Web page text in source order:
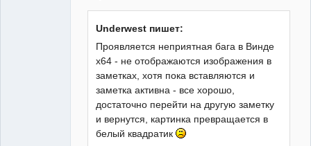
Underwest пишет:
Проявляется неприятная бага в Винде
х64 - не отображаются изображения в
заметках, хотя пока вставляются и
заметка активна - все хорошо,
достаточно перейти на другую заметку
и вернутся, картинка превращается в
белый квадратик